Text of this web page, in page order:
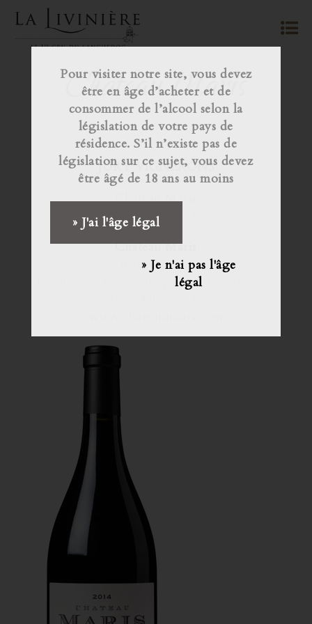
Pour visiter notre site, vous devez
être en âge d’acheter et de
consommer de l’alcool selon la
législation de votre pays de
résidence. S’il n’existe pas de
législation sur ce sujet, vous devez
être âgé de 18 ans au moins
» J'ai l'âge légal
» Je n'ai pas l'âge
légal
Château Maris
JURY VIGNERONS
Château Maris
Dynamic 2014
Château Maris
Robert Eden
Chemin de Parignoles, 34210 La Livinière